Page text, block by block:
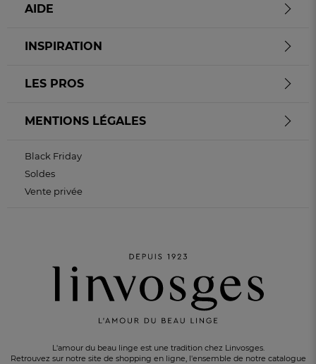
L'amour du beau linge est une tradition chez Linvosges.
Retrouvez sur notre site de shopping en ligne, l'ensemble de notre catalogue
AIDE
INSPIRATION
LES PROS
MENTIONS LÉGALES
Black Friday
Soldes
Vente privée